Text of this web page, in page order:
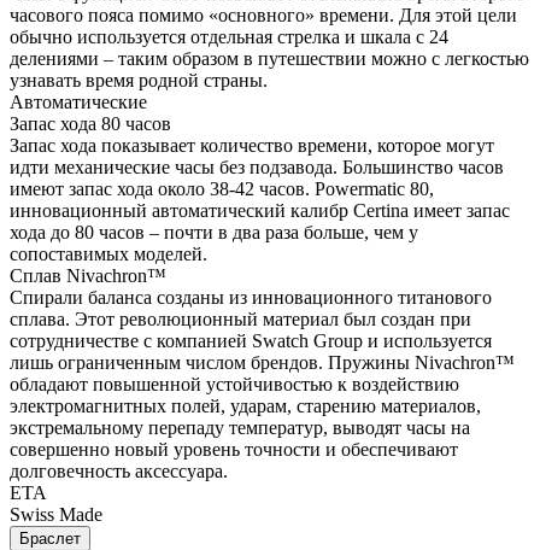
часового пояса помимо «основного» времени. Для этой цели
обычно используется отдельная стрелка и шкала с 24
делениями – таким образом в путешествии можно с легкостью
узнавать время родной страны.
Автоматические
Запас хода 80 часов
Запас хода показывает количество времени, которое могут
идти механические часы без подзавода. Большинство часов
имеют запас хода около 38-42 часов. Powermatic 80,
инновационный автоматический калибр Certina имеет запас
хода до 80 часов – почти в два раза больше, чем у
сопоставимых моделей.
Сплав Nivachron™
Спирали баланса созданы из инновационного титанового
сплава. Этот революционный материал был создан при
сотрудничестве с компанией Swatch Group и используется
лишь ограниченным числом брендов. Пружины Nivachron™
обладают повышенной устойчивостью к воздействию
электромагнитных полей, ударам, старению материалов,
экстремальному перепаду температур, выводят часы на
совершенно новый уровень точности и обеспечивают
долговечность аксессуара.
ETA
Swiss Made
Браслет